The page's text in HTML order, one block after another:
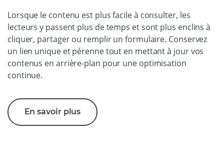
Lorsque le contenu est plus facile à consulter, les
lecteurs y passent plus de temps et sont plus enclins à
cliquer, partager ou remplir un formulaire. Conservez
un lien unique et pérenne tout en mettant à jour vos
contenus en arrière-plan pour une optimisation
continue.
En savoir plus